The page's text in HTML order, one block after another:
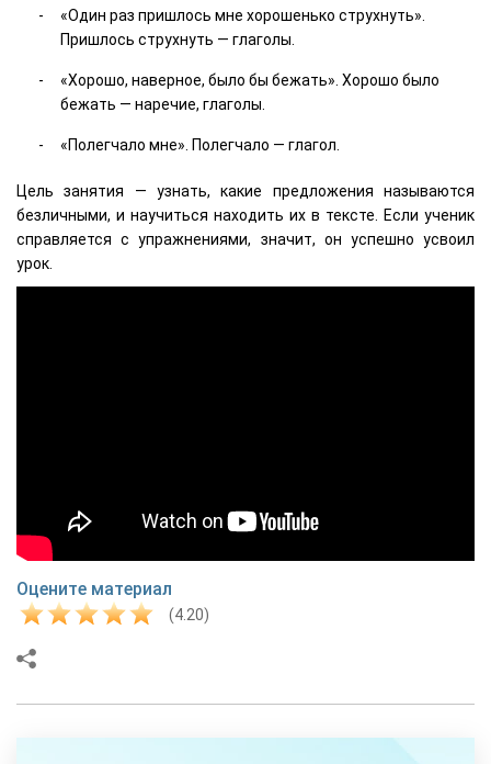
«Один раз пришлось мне хорошенько струхнуть».
Пришлось струхнуть — глаголы.
«Хорошо, наверное, было бы бежать». Хорошо было
бежать — наречие, глаголы.
«Полегчало мне». Полегчало — глагол.
Цель занятия — узнать, какие предложения называются
безличными, и научиться находить их в тексте. Если ученик
справляется с упражнениями, значит, он успешно усвоил
урок.
Оцените материал
(4.20)